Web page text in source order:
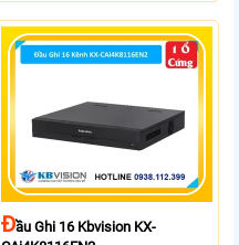
ĐẦu Ghi 16 Kbvision KX-